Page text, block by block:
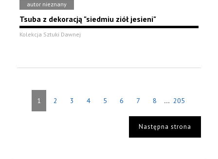
autor nieznany
Tsuba z dekoracją "siedmiu ziół jesieni"
Kolekcja Sztuki Dawnej
1 2 3 4 5 6 7 8 ... 205
Następna strona